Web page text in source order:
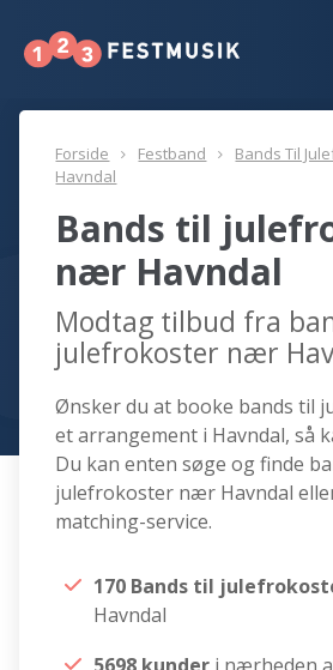
Forside Festband
Bands Til
Havndal
Bands til
nær Havndal
Modtag tilbud fra
julefrokoster nær
Ønsker du at booke bands til
et arrangement i Havndal, så
Du kan enten søge og finde
julefrokoster nær Havndal
matching-service.
170 Bands til
Havndal